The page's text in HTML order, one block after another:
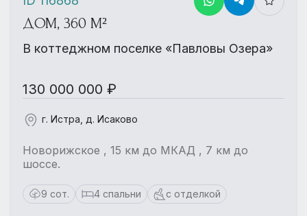
ДОМ, 360 М²
В коттеджном поселке «Павловы Озера»
130 000 000 ₽
г. Истра, д. Исаково
Новорижское , 15 км до МКАД , 7 км до
шоссе.
9 сот. 4 спальни с отделкой